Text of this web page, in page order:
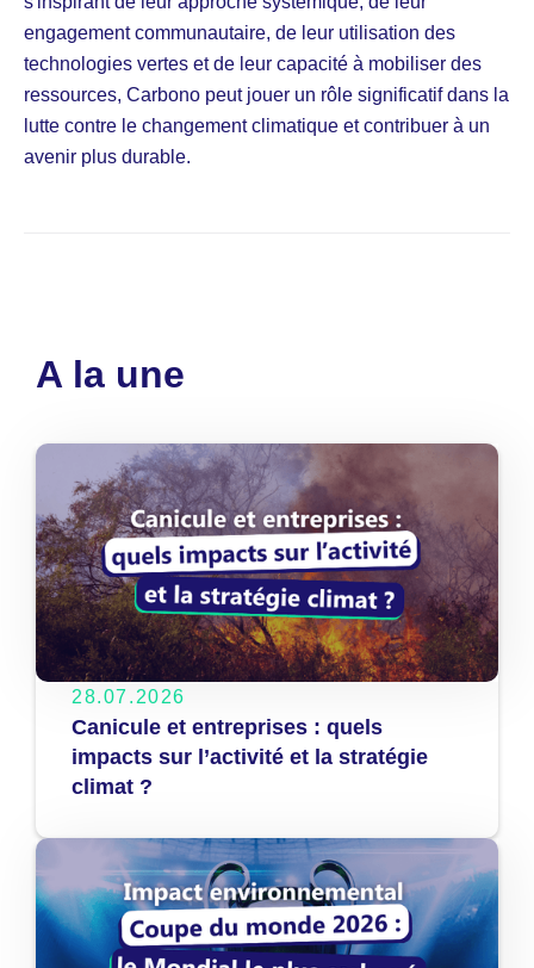
engagement communautaire, de leur utilisation des
technologies vertes et de leur capacité à mobiliser des
ressources, Carbono peut jouer un rôle significatif dans la
lutte contre le changement climatique et contribuer à un
avenir plus durable.
A la une
28.07.2026
Canicule et entreprises : quels
impacts sur l’activité et la stratégie
climat ?